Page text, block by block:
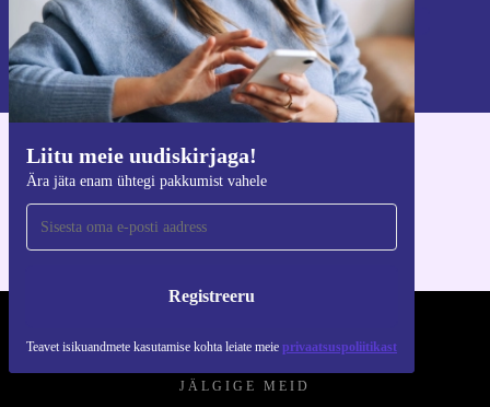
Liitu meie uudiskirjaga!
Ära jäta enam ühtegi pakkumist vahele
Registreeru
Teavet isikuandmete kasutamise kohta leiate meie privaatsuspoliitikast
Registreeru
Teavet isikuandmete kasutamise kohta leiate meie
privaatsuspoliitikast.
Hangi refurbed rakendus
iOS-i ja Androidi jaoks
JÄLGIGE MEID